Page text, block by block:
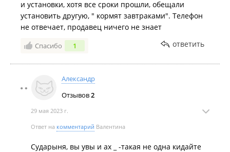
и установки, хотя все сроки прошли, обещали
установить другую, " кормят завтраками". Телефон
не отвечает, продавец ничего не знает
Спасибо 1 ответить
Александр
Отзывов2
29 мая 2023 г.
Ответ на комментарий Валентина
Сударыня, вы увы и ах _ -такая не одна кидайте